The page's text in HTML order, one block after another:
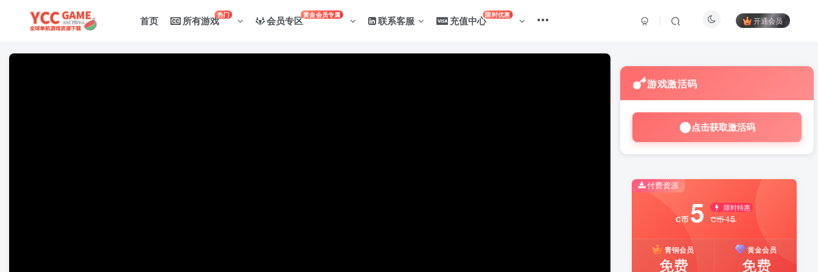
首页 所有游戏热门 会员专区黄金会员专属 联系客服 充值中心限时优惠
开通会员
游戏激活码
点击获取激活码
付费资源
C币 5 限时特惠
C币15
青铜会员
免费
黄金会员
免费